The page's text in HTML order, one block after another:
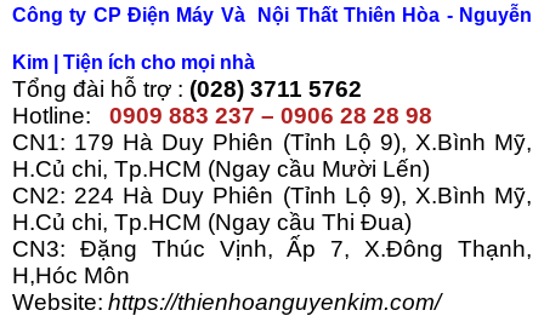
Công ty CP Điện Máy Và Nội Thất Thiên Hòa - Nguyễn
Kim | Tiện ích cho mọi nhà
Tổng đài hỗ trợ : (028) 3711 5762
Hotline: 0909 883 237 – 0906 28 28 98
CN1: 179 Hà Duy Phiên (Tỉnh Lộ 9), X.Bình Mỹ,
H.Củ chi, Tp.HCM (Ngay cầu Mười Lến)
CN2: 224 Hà Duy Phiên (Tỉnh Lộ 9), X.Bình Mỹ,
H.Củ chi, Tp.HCM (Ngay cầu Thi Đua)
CN3: Đặng Thúc Vịnh, Ấp 7, X.Đông Thạnh,
H,Hóc Môn
Website: https://thienhoanguyenkim.com/